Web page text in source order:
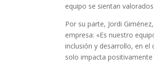
equipo se sientan
Por su parte, Jordi
empresa: «Es nuestro
inclusión y desarrollo, en el
solo impacta